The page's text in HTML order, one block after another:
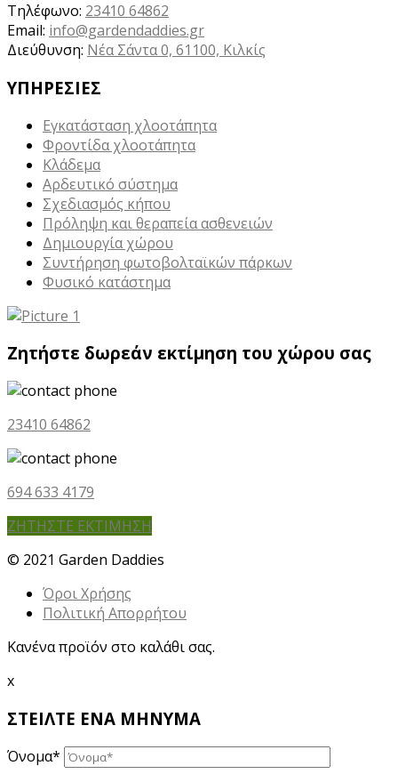
Τηλέφωνο: 23410 64862
Email: info@gardendaddies.gr
Διεύθυνση: Νέα Σάντα 0, 61100, Κιλκίς
ΥΠΗΡΕΣΙΕΣ
Εγκατάσταση χλοοτάπητα
Φροντίδα χλοοτάπητα
Κλάδεμα
Αρδευτικό σύστημα
Σχεδιασμός κήπου
Πρόληψη και θεραπεία ασθενειών
Δημιουργία χώρου
Συντήρηση φωτοβολταϊκών πάρκων
Φυσικό κατάστημα
Ζητήστε δωρεάν εκτίμηση του χώρου σας
23410 64862
694 633 4179
ΖΗΤΗΣΤΕ ΕΚΤΙΜΗΣΗ
© 2021 Garden Daddies
Όροι Χρήσης
Πολιτική Απορρήτου
Κανένα προϊόν στο καλάθι σας.
x
ΣΤΕΙΛΤΕ ΕΝΑ ΜΗΝΥΜΑ
Όνομα*